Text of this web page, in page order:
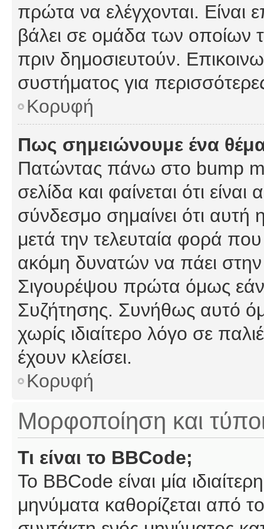
πρώτα να ελέγχονται. Είναι
βάλει σε ομάδα των οποίων
πριν δημοσιευτούν.
συστήματος για
Κορυφή
Πως σημειώνουμε ένα
Πατώντας πάνω στο bump
σελίδα και φαίνεται ότι
σύνδεσμο σημαίνει ότι αυτή
μετά την τελευταία φορά που
ακόμη δυνατών να πάει
Σιγουρέψου πρώτα όμως εάν
Συζήτησης. Συνήθως αυτό
χωρίς ιδιαίτερο λόγο σε
έχουν κλείσει.
Κορυφή
Μορφοποίηση και
Τι είναι το BBCode;
Το BBCode είναι μία
μηνύματα καθορίζεται από